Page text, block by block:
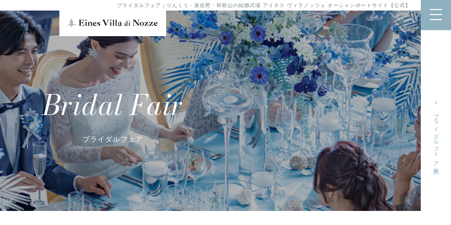
ブライダルフェア | りんくう・泉佐野・和歌山の結婚式場 アイネス ヴィラノッツェ オーシャンポートサイド【公式】
ブライダルフェア予約
Bridal Fair
ブライダルフェア